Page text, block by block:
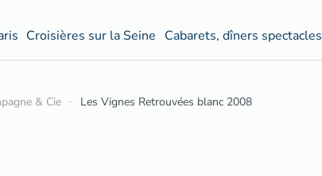
Croisières sur la Seine Cabarets, dîners spectacles
& Cie Les Vignes Retrouvées blanc 2008